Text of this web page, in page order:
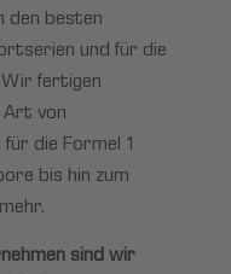
den besten
und für die
fertigen
Art von
die Formel 1
bis hin zum
sind wir